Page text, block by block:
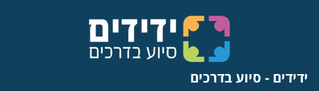
ידידים - סיוע בדרכים